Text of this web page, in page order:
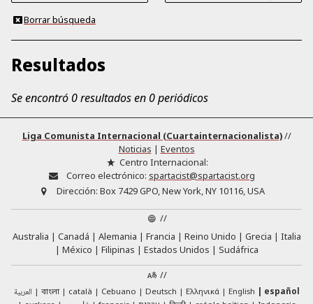
Borrar búsqueda
Resultados
Se encontró 0 resultados en 0 periódicos
Liga Comunista Internacional (Cuartainternacionalista)//
Noticias | Eventos
Centro Internacional:
Correo electrónico: spartacist@spartacist.org
Dirección: Box 7429 GPO, New York, NY 10116, USA
//
Australia
Canadá Alemania Francia Reino Unido Grecia
Italia
México
Filipinas Estados Unidos
Sudáfrica
//
العربية বাংলা català Cebuano Deutsch Ελληνικά English
español